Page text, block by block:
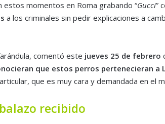
estos momentos en Roma grabando “Gucci”
a los criminales sin pedir explicaciones a
comentó este jueves 25 de febrero
que estos perros pertenecieran a
que es muy cara y demandada en el
recibido